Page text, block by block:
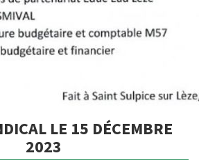
LE 15 DÉCEMBRE
2023